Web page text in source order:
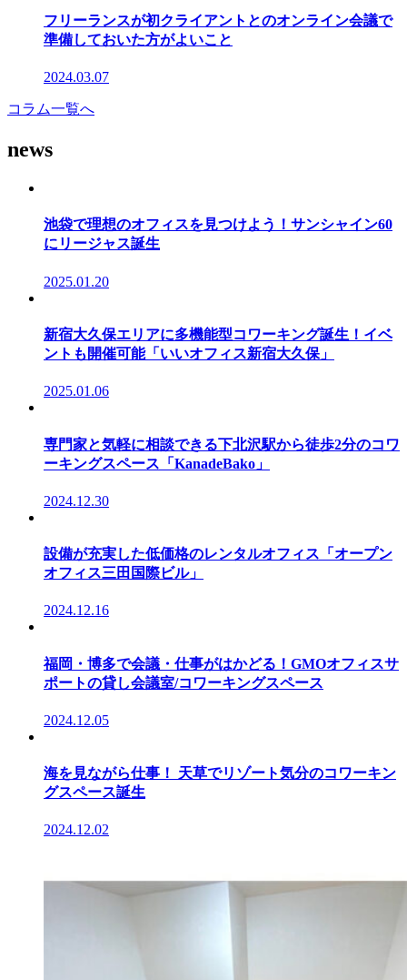
フリーランスが初クライアントとのオンライン会議で
準備しておいた方がよいこと
2024.03.07
コラム一覧へ
news
池袋で理想のオフィスを見つけよう！サンシャイン60
にリージャス誕生
2025.01.20
新宿大久保エリアに多機能型コワーキング誕生！イベ
ントも開催可能「いいオフィス新宿大久保」
2025.01.06
専門家と気軽に相談できる下北沢駅から徒歩2分のコワ
ーキングスペース「KanadeBako」
2024.12.30
設備が充実した低価格のレンタルオフィス「オープン
オフィス三田国際ビル」
2024.12.16
福岡・博多で会議・仕事がはかどる！GMOオフィスサ
ポートの貸し会議室/コワーキングスペース
2024.12.05
海を見ながら仕事！ 天草でリゾート気分のコワーキン
グスペース誕生
2024.12.02